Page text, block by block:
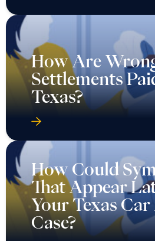
How Are
Settlements
Texas?
How Could
That Appear
Your Texas
Case?